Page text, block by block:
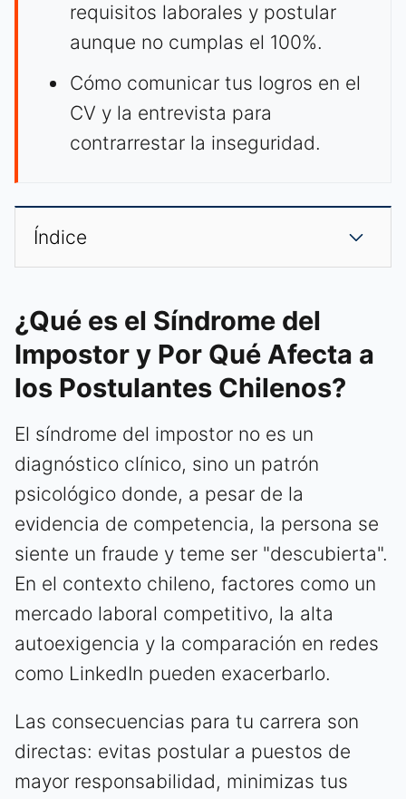
requisitos laborales y postular
aunque no cumplas el 100%.
Cómo comunicar tus logros en el
CV y la entrevista para
contrarrestar la inseguridad.
Índice
¿Qué es el Síndrome del
Impostor y Por Qué Afecta a
los Postulantes Chilenos?
El síndrome del impostor no es un
diagnóstico clínico, sino un patrón
psicológico donde, a pesar de la
evidencia de competencia, la persona se
siente un fraude y teme ser "descubierta".
En el contexto chileno, factores como un
mercado laboral competitivo, la alta
autoexigencia y la comparación en redes
como LinkedIn pueden exacerbarlo.
Las consecuencias para tu carrera son
directas: evitas postular a puestos de
mayor responsabilidad, minimizas tus